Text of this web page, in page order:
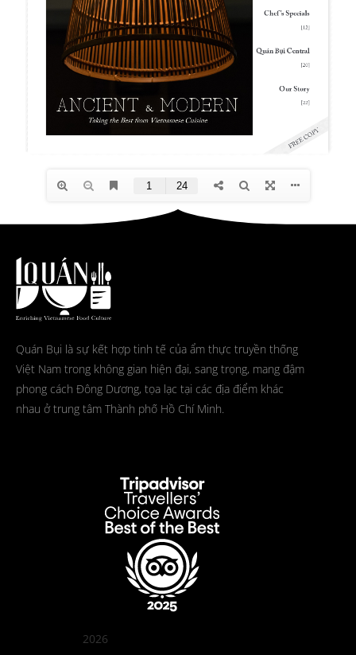
Quán Bụi là sự kết hợp tinh tế của ẩm thực truyền thống
Việt Nam trong không gian hiện đại, sang trọng, mang đậm
phong cách Đông Dương, tọa lạc tại các địa điểm khác
nhau ở trung tâm Thành phố Hồ Chí Minh.
2026